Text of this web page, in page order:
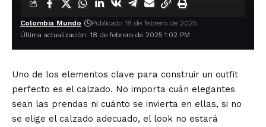
Última actualización: 18 de febrero de 2025 1:02 PM
Colombia Mundo Publicado 18 de febrero de 2025
Uno de los elementos clave para construir un outfit
perfecto es el calzado. No importa cuán elegantes
sean las prendas ni cuánto se invierta en ellas, si no
se elige el calzado adecuado, el look no estará